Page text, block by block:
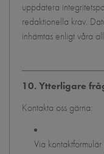
uppdatera
redaktionella krav.
inhämtas enligt våra
10. Ytterligare
Kontakta oss gärna:
Via